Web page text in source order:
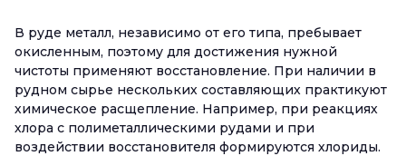
В руде металл, независимо от его типа, пребывает
окисленным, поэтому для достижения нужной
чистоты применяют восстановление. При наличии в
рудном сырье нескольких составляющих практикуют
химическое расщепление. Например, при реакциях
хлора с полиметаллическими рудами и при
воздействии восстановителя формируются хлориды.